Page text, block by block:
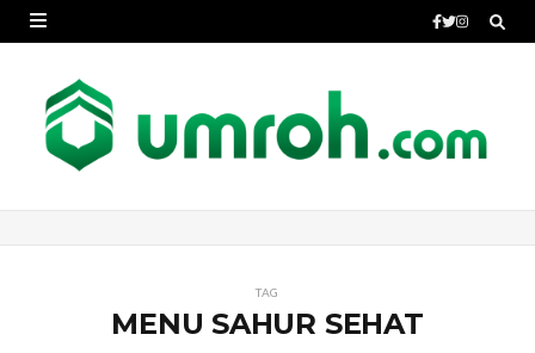
TAG
MENU SAHUR SEHAT